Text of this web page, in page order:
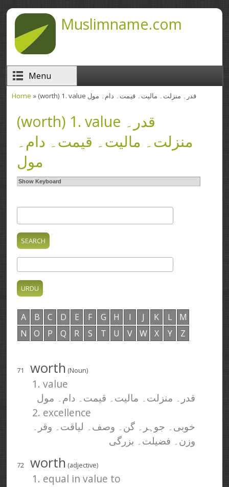
Skip to main contentMuslimname.com
Menu
Home » (worth) 1. value قدر۔ منزلت۔ مالیت۔ قیمت۔ دام۔ مول
(worth) 1. value قدر۔
منزلت۔ مالیت۔ قیمت۔ دام۔
مول
Show Keyboard
A B C D E F G H I J K L
M
N
O P Q R S T U V W X Y Z
71 worth (Noun)
1. value
قدر۔ منزلت۔ مالیت۔ قیمت۔ دام۔ مول
2. excellence
خوبی۔ جوہر۔ گن۔ وصف۔ لیاقت۔ وقر۔
وزن۔ فضیلت۔ بزرگی
72 worth (adjective)
1. equal in value to